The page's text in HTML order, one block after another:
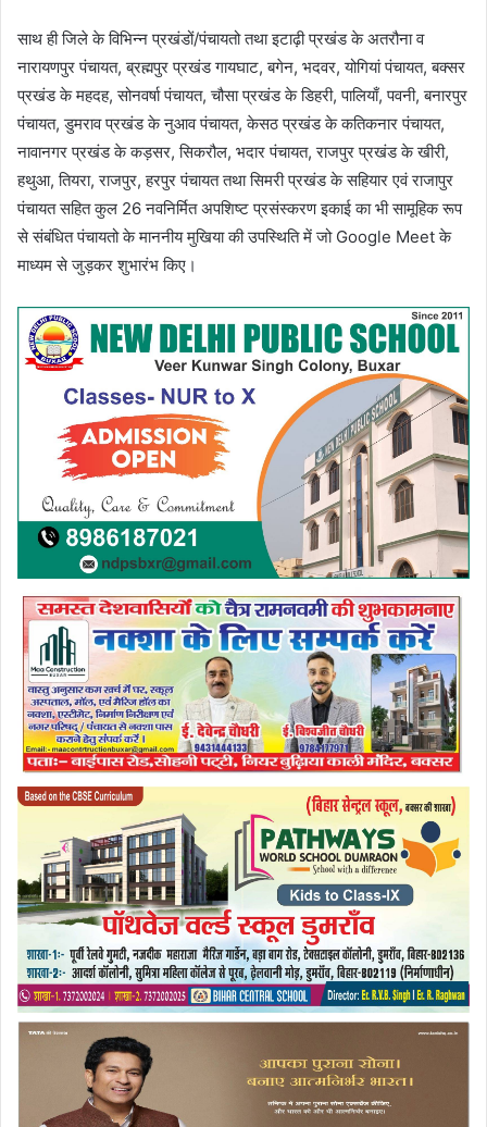
साथ ही जिले के विभिन्न प्रखंडों/पंचायतो तथा इटाढ़ी प्रखंड के अतरौना व
नारायणपुर पंचायत, ब्रह्मपुर प्रखंड गायघाट, बगेन, भदवर, योगियां पंचायत, बक्सर
प्रखंड के महदह, सोनवर्षा पंचायत, चौसा प्रखंड के डिहरी, पालियाँ, पवनी, बनारपुर
पंचायत, डुमराव प्रखंड के नुआव पंचायत, केसठ प्रखंड के कतिकनार पंचायत,
नावानगर प्रखंड के कड़सर, सिकरौल, भदार पंचायत, राजपुर प्रखंड के खीरी,
हथुआ, तियरा, राजपुर, हरपुर पंचायत तथा सिमरी प्रखंड के सहियार एवं राजापुर
पंचायत सहित कुल 26 नवनिर्मित अपशिष्ट प्रसंस्करण इकाई का भी सामूहिक रूप
से संबंधित पंचायतो के माननीय मुखिया की उपस्थिति में जो Google Meet के
माध्यम से जुड़कर शुभारंभ किए।